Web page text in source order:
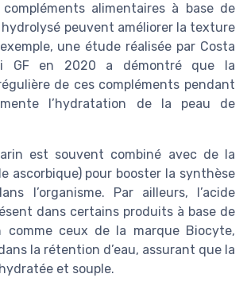
alimentaires à base de
peuvent améliorer la texture
une étude réalisée par Costa
GF en 2020 a démontré que la
de ces compléments pendant
l’hydratation de la peau de
est souvent combiné avec de la
ascorbique) pour booster la synthèse
l’organisme. Par ailleurs, l’acide
dans certains produits à base de
comme ceux de la marque Biocyte,
la rétention d’eau, assurant que la
et souple.